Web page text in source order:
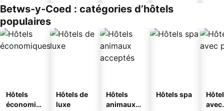
Betws-y-Coed : catégories d’hôtels
populaires
Hôtels
économiq
Hôtels de
luxe
Hôtels
animaux
Hôtels spa
avec